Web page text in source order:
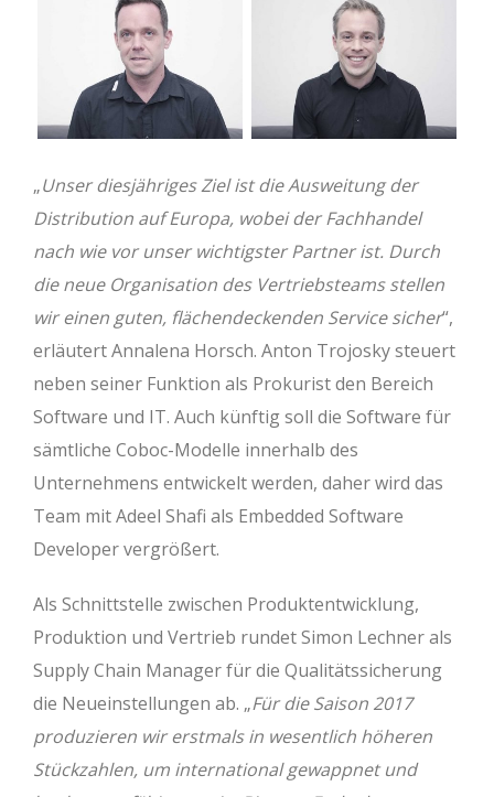
„Unser diesjähriges Ziel ist die Ausweitung der
Distribution auf Europa, wobei der Fachhandel
nach wie vor unser wichtigster Partner ist. Durch
die neue Organisation des Vertriebsteams stellen
wir einen guten, flächendeckenden Service sicher“,
erläutert Annalena Horsch. Anton Trojosky steuert
neben seiner Funktion als Prokurist den Bereich
Software und IT. Auch künftig soll die Software für
sämtliche Coboc-Modelle innerhalb des
Unternehmens entwickelt werden, daher wird das
Team mit Adeel Shafi als Embedded Software
Developer vergrößert.
Als Schnittstelle zwischen Produktentwicklung,
Produktion und Vertrieb rundet Simon Lechner als
Supply Chain Manager für die Qualitätssicherung
die Neueinstellungen ab. „Für die Saison 2017
produzieren wir erstmals in wesentlich höheren
Stückzahlen, um international gewappnet und